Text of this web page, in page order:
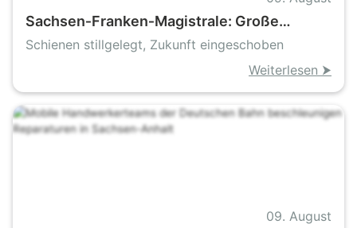
Sachsen‑Franken‑Magistrale: Große
Bauetappe zwischen Gößnitz und Werdau
Schienen stillgelegt, Zukunft eingeschoben
Weiterlesen ⮞
09. August